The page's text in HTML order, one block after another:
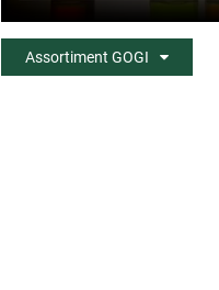
Assortiment GOGI